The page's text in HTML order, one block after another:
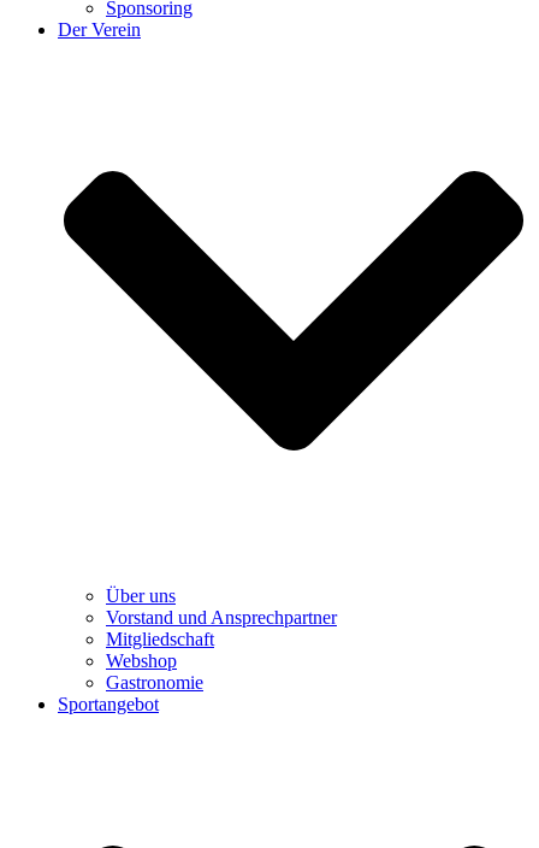
Sponsoring
Der Verein
Über uns
Vorstand und Ansprechpartner
Mitgliedschaft
Webshop
Gastronomie
Sportangebot